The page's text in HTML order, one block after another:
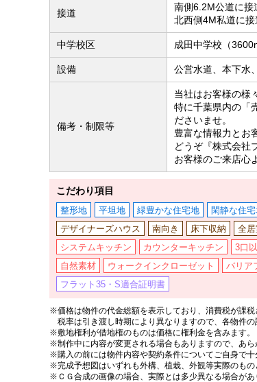
接道
南側6.2M公道に接
北西側4M私道に接
中学校区 成田中学校（
設備 公営水道、本下水
備考・制限等
当社はお客様の様
特に千葉県内の「
ださいませ。
豊富な情報力とお
どうぞ『株式会社
お客様のご来店心
こだわり項目
整形地 平坦地 緑豊かな住宅地 閑静な住
デザイナーズハウス
南向き 床下収納 全
システムキッチン
カウンターキッチン 3口
自然素材
ウォークインクローゼット バリア
フラット35・S適合証明書
※価格は物件の代金総額を表示しており、消費税が課
税率は引き渡し時期により異なりますので、各物件
※敷地権利が借地権のものは価格に権利金を含みます。
※制作中に内容が変更される場合もありますので、あら
※購入の前には物件内容や契約条件についてご自身で十
※完成予想図はいずれも外構、植栽、外観等実際のもの
※ＣＧ合成の画像の場合、実際とは多少異なる場合があ